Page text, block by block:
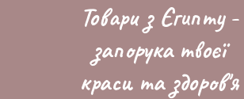
Товари з Єгипту -
запорука твоєї
краси та здоров'я